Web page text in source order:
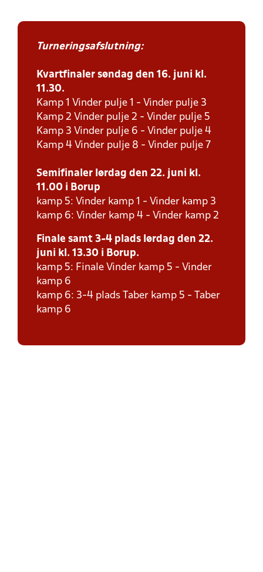
Turneringsafslutning:
Kvartfinaler søndag den 16. juni kl.
11.30.
Kamp 1 Vinder pulje 1 - Vinder pulje 3
Kamp 2 Vinder pulje 2 - Vinder pulje 5
Kamp 3 Vinder pulje 6 - Vinder pulje 4
Kamp 4 Vinder pulje 8 - Vinder pulje 7
Semifinaler lørdag den 22. juni kl.
11.00 i Borup
kamp 5: Vinder kamp 1 - Vinder kamp 3
kamp 6: Vinder kamp 4 - Vinder kamp 2
Finale samt 3-4 plads lørdag den 22.
juni kl. 13.30 i Borup.
kamp 5: Finale Vinder kamp 5 - Vinder
kamp 6
kamp 6: 3-4 plads Taber kamp 5 - Taber
kamp 6